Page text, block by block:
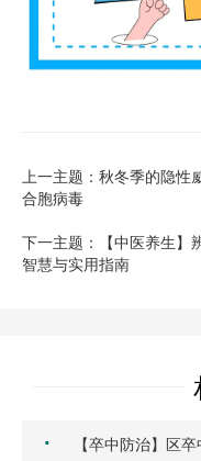
上一主题：秋冬季的隐
合胞病毒
下一主题：【中医养生】
智慧与实用指南
· 【卒中防治】区